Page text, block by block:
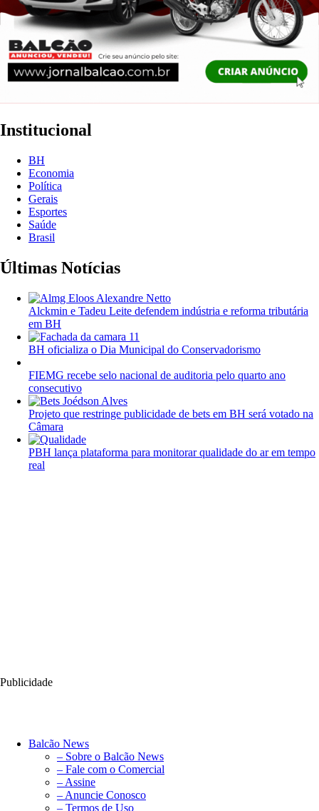
Institucional
BH
Economia
Política
Gerais
Esportes
Saúde
Brasil
Últimas Notícias
Alckmin e Tadeu Leite defendem indústria e reforma tributária
em BH
BH oficializa o Dia Municipal do Conservadorismo
FIEMG recebe selo nacional de auditoria pelo quarto ano
consecutivo
Projeto que restringe publicidade de bets em BH será votado na
Câmara
PBH lança plataforma para monitorar qualidade do ar em tempo
real
Publicidade
Balcão News
– Sobre o Balcão News
– Fale com o Comercial
– Assine
– Anuncie Conosco
– Termos de Uso